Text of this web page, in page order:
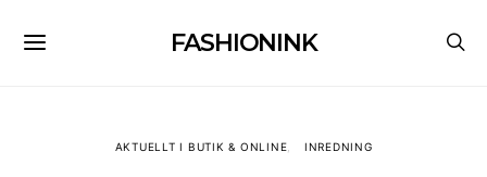
FASHIONINK
AKTUELLT I BUTIK & ONLINE INREDNING